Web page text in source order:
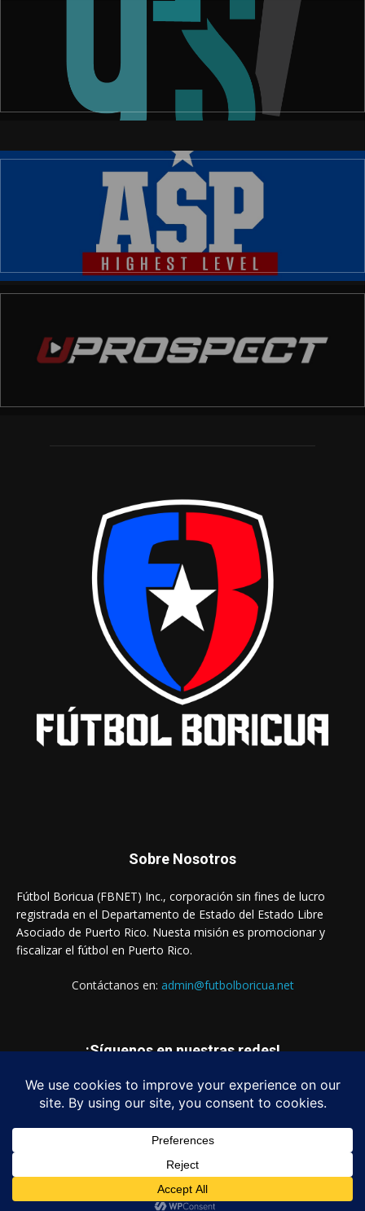
Sobre Nosotros
Fútbol Boricua (FBNET) Inc., corporación sin fines de lucro
registrada en el Departamento de Estado del Estado Libre
Asociado de Puerto Rico. Nuesta misión es promocionar y
fiscalizar el fútbol en Puerto Rico.
Contáctanos en: admin@futbolboricua.net
¡Síguenos en nuestras redes!
© Copyright 2023 - Fútbol Boricua (FBNET) Inc.
Login Quienes Somos Estados Financieros Contáctanos